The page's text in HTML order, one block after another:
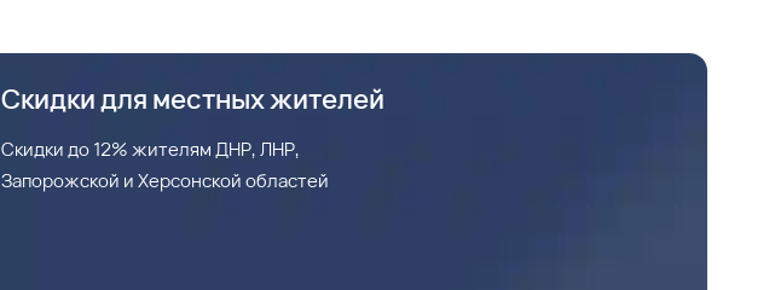
Скидки для местных жителей
Скидки до 12% жителям ДНР, ЛНР,
Запорожской и Херсонской областей